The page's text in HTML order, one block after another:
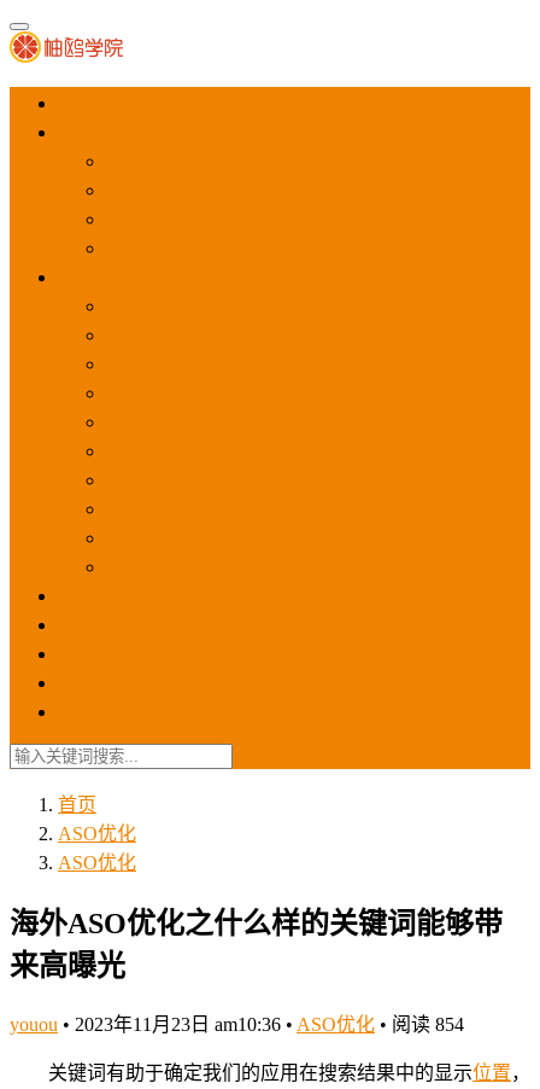
首页
ASO优化
ASO优化
海外ASO优化之什么样的关键词能够带
来高曝光
youou • 2023年11月23日 am10:36 • ASO优化 • 阅读 854
关键词有助于确定我们的应用在搜索结果中的显示位置，